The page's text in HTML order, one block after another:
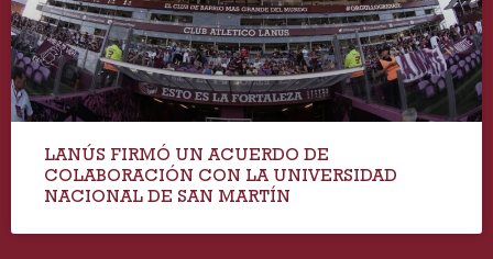
LANÚS FIRMÓ UN ACUERDO DE
COLABORACIÓN CON LA UNIVERSIDAD
NACIONAL DE SAN MARTÍN